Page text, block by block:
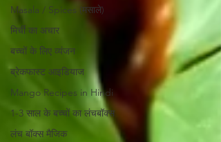
Masala / Spices (मसाले)
मिर्ची का अचार
बच्चों के लिए व्यंजन
ब्रेकफास्ट आइडियाज
Mango Recipes in Hindi
1-3 साल के बच्चों का लंचबॉक्स
लंच बॉक्स मैजिक